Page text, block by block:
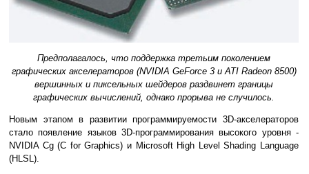
Предполагалось, что поддержка третьим поколением
графических акселераторов (NVIDIA GeForce 3 и ATI Radeon 8500)
вершинных и пиксельных шейдеров раздвинет границы
графических вычислений, однако прорыва не случилось.
Новым этапом в развитии программируемости 3D-акселераторов
стало появление языков 3D-программирования высокого уровня -
NVIDIA Cg (С for Graphics) и Microsoft High Level Shading Language
(HLSL).